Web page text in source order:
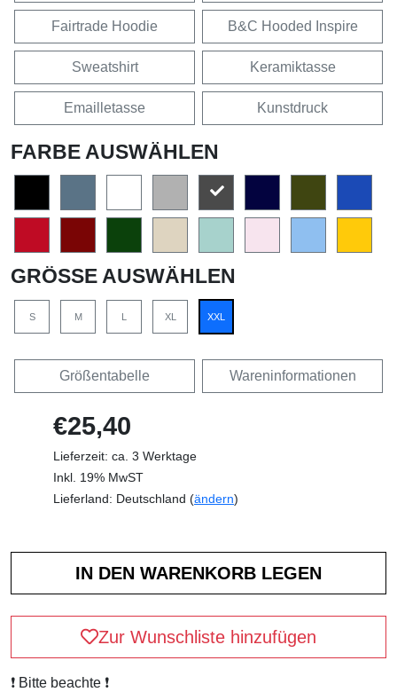
Fairtrade Hoodie B&C Hooded Inspire
Sweatshirt Keramiktasse
Emailletasse Kunstdruck
FARBE AUSWÄHLEN
GRÖSSE AUSWÄHLEN
S M XL XXL
Größentabelle Wareninformationen
€25,40
Lieferzeit: ca. 3 Werktage
Inkl. 19% MwST
Lieferland: Deutschland (ändern)
Zur Wunschliste hinzufügen
❗️ Bitte beachte ❗️